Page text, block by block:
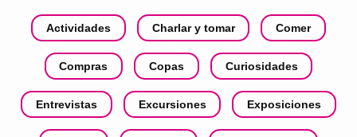
Actividades Charlar y tomar Comer
Compras Copas Curiosidades
Entrevistas Excursiones Exposiciones